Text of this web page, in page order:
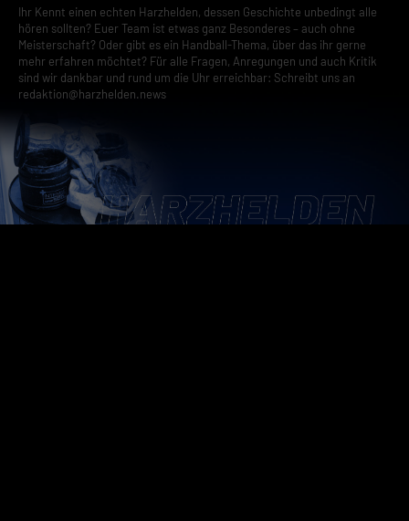
Ihr Kennt einen echten Harzhelden, dessen Geschichte unbedingt alle
hören sollten? Euer Team ist etwas ganz Besonderes – auch ohne
Meisterschaft? Oder gibt es ein Handball-Thema, über das ihr gerne
mehr erfahren möchtet? Für alle Fragen, Anregungen und auch Kritik
sind wir dankbar und rund um die Uhr erreichbar: Schreibt uns an
redaktion@harzhelden.news